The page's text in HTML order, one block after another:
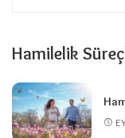
Hamilelik